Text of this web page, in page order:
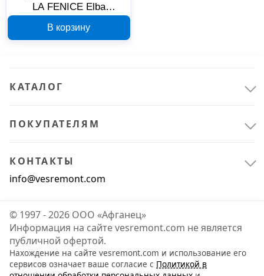
LA FENICE Elba
503640
В корзину
КАТАЛОГ
ПОКУПАТЕЛЯМ
КОНТАКТЫ
info@vesremont.com
© 1997 - 2026 ООО «Афганец»
Информация на сайте vesremont.com не является
публичной офертой.
Нахождение на сайте vesremont.com и использование его
сервисов означает ваше согласие с Политикой в